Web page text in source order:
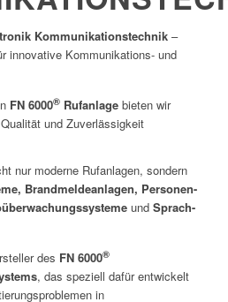
Kommunikationstechnik–
innovative Kommunikations- und
FN 6000®Rufanlagebieten wir
und Zuverlässigkeit
nur moderne Rufanlagen, sondern
Brandmeldeanlagen, Personen-
und Sprach-
des FN 6000®
, das speziell dafür entwickelt
in